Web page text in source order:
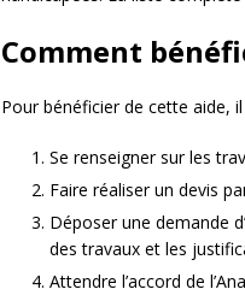
Comment
Pour bénéficier de cette aide,
Se renseigner sur les
Faire réaliser un devis
Déposer une demande
des travaux et les
Attendre l’accord de